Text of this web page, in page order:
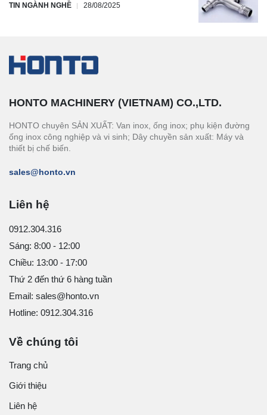
TIN NGÀNH NGHỀ 28/08/2025
HONTO MACHINERY (VIETNAM) CO.,LTD.
HONTO chuyên SẢN XUẤT: Van inox, ống inox; phụ kiện đường
ống inox công nghiệp và vi sinh; Dây chuyền sản xuất: Máy và
thiết bị chế biến.
sales@honto.vn
Liên hệ
0912.304.316
Sáng: 8:00 - 12:00
Chiều: 13:00 - 17:00
Thứ 2 đến thứ 6 hàng tuần
Email: sales@honto.vn
Hotline: 0912.304.316
Về chúng tôi
Trang chủ
Giới thiệu
Liên hệ